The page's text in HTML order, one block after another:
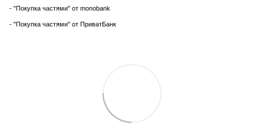
- "Покупка частями" от monobank
- "Покупка частями" от ПриватБанк